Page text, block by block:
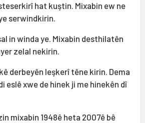
hat kuştin. Mixabin ew ne
serwindkirin.
in winda ye. Mixabin desthilatên
zelal nekirin.
derbeyên leşkerî têne kirin. Dema
eslê xwe de hinek ji me hinekên dî
mixabin 1948ê heta 2007ê bê